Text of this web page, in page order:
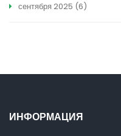
сентября 2025 (6)
ИНФОРМАЦИЯ